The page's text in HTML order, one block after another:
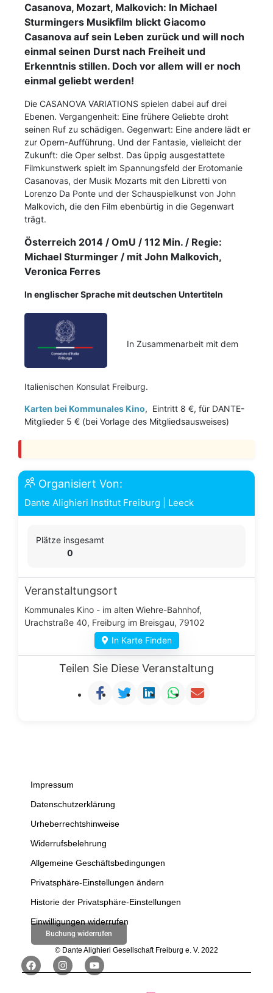
Casanova, Mozart, Malkovich: In Michael
Sturmingers Musikfilm blickt Giacomo
Casanova auf sein Leben zurück und will noch
einmal seinen Durst nach Freiheit und
Erkenntnis stillen. Doch vor allem will er noch
einmal geliebt werden!
Die CASANOVA VARIATIONS spielen dabei auf drei
Ebenen. Vergangenheit: Eine frühere Geliebte droht
seinen Ruf zu schädigen. Gegenwart: Eine andere lädt er
zur Opern-Aufführung. Und der Fantasie, vielleicht der
Zukunft: die Oper selbst. Das üppig ausgestattete
Filmkunstwerk spielt im Spannungsfeld der Erotomanie
Casanovas, der Musik Mozarts mit den Libretti von
Lorenzo Da Ponte und der Schauspielkunst von John
Malkovich, die den Film ebenbürtig in die Gegenwart
trägt.
Österreich 2014 / OmU / 112 Min. / Regie:
Michael Sturminger / mit John Malkovich,
Veronica Ferres
In englischer Sprache mit deutschen Untertiteln
In Zusammenarbeit mit dem
Italienischen Konsulat Freiburg.
Karten bei Kommunales Kino, Eintritt 8 €, für DANTE-
Mitglieder 5 € (bei Vorlage des Mitgliedsausweises)
Organisiert Von:
Dante Alighieri Institut Freiburg Leeck
Plätze insgesamt
0
Veranstaltungsort
Kommunales Kino - im alten Wiehre-Bahnhof,
Urachstraße 40, Freiburg im Breisgau, 79102
In Karte Finden
Teilen Sie Diese Veranstaltung
Impressum
Datenschutzerklärung
Urheberrechtshinweise
Widerrufsbelehrung
Allgemeine Geschäftsbedingungen
Privatsphäre-Einstellungen ändern
Historie der Privatsphäre-Einstellungen
Einwilligungen widerrufen
© Dante Alighieri Gesellschaft Freiburg e. V. 2022
Buchung widerrufen